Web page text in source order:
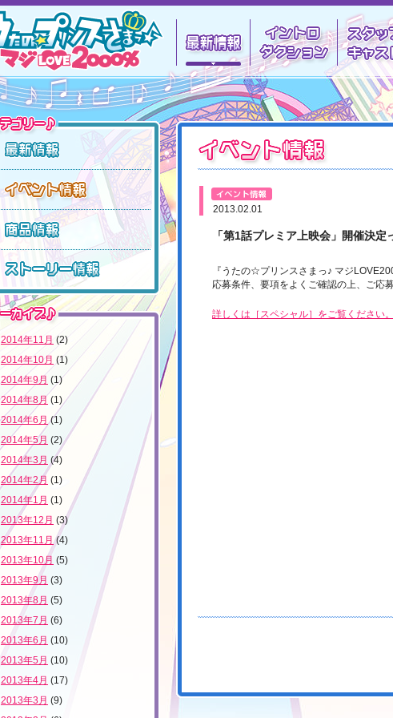
最新情報 イントロダ
カテゴリー
最新情報
イベント情報
商品情報
アーカイブ
2014年11月 (2)
2014年10月 (1)
2014年9月 (1)
2014年8月 (1)
2014年6月 (1)
2014年5月 (2)
2014年3月 (4)
2014年2月 (1)
2014年1月 (1)
2013年12月 (3)
2013年11月 (4)
2013年10月 (5)
2013年9月 (3)
2013年8月 (5)
2013年7月 (6)
2013年6月 (10)
2013年5月 (10)
2013年4月 (17)
2013年3月 (9)
2013.02.01
「第1話プレミア上映会」開催決定
『うたの☆プリンスさまっ♪ マジ
応募条件、要項をよくご確認の上、ご応募
詳しくは［スペシャル］をご覧ください。